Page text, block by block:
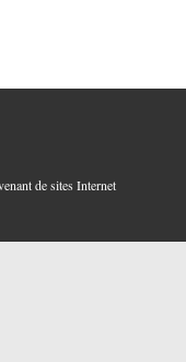
de sites Internet